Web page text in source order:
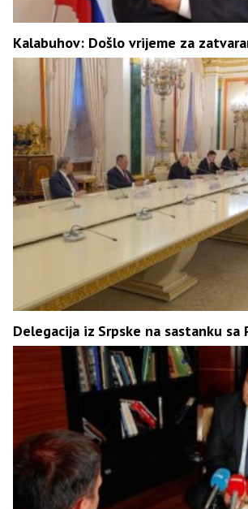
Kalabuhov: Došlo vrijeme za
Delegacija iz Srpske na sastanku sa